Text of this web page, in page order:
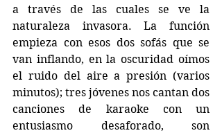
a través de las cuales se ve la
naturaleza invasora. La función
empieza con esos dos sofás que se
van inflando, en la oscuridad oímos
el ruido del aire a presión (varios
minutos); tres jóvenes nos cantan dos
canciones de karaoke con un
entusiasmo desaforado, son